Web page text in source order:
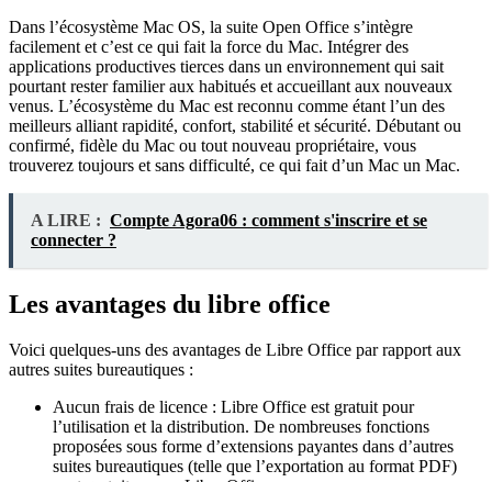
Dans l’écosystème Mac OS, la suite Open Office s’intègre
facilement et c’est ce qui fait la force du Mac. Intégrer des
applications productives tierces dans un environnement qui sait
pourtant rester familier aux habitués et accueillant aux nouveaux
venus. L’écosystème du Mac est reconnu comme étant l’un des
meilleurs alliant rapidité, confort, stabilité et sécurité. Débutant ou
confirmé, fidèle du Mac ou tout nouveau propriétaire, vous
trouverez toujours et sans difficulté, ce qui fait d’un Mac un Mac.
A LIRE : Compte Agora06 : comment s'inscrire et se
connecter ?
Les avantages du libre office
Voici quelques-uns des avantages de Libre Office par rapport aux
autres suites bureautiques :
Aucun frais de licence : Libre Office est gratuit pour
l’utilisation et la distribution. De nombreuses fonctions
proposées sous forme d’extensions payantes dans d’autres
suites bureautiques (telle que l’exportation au format PDF)